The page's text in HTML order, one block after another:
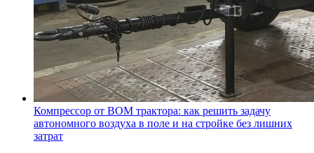
Компрессор от ВОМ трактора: как решить задачу
автономного воздуха в поле и на стройке без лишних
затрат